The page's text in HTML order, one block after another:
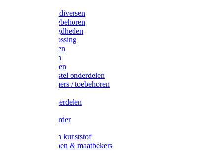
Koe / Stier diversen
Melkers toebehoren
Stalbenodigdheden
Kalververlossing
Stierenringen
Onthoornen
Kalverflessen
Koerugborstel onderdelen
Kalveremmers / toebehoren
Koelift onderdelen
Uieronthaarder
Voerbakken kunststof
Voerscheppen & maatbekers